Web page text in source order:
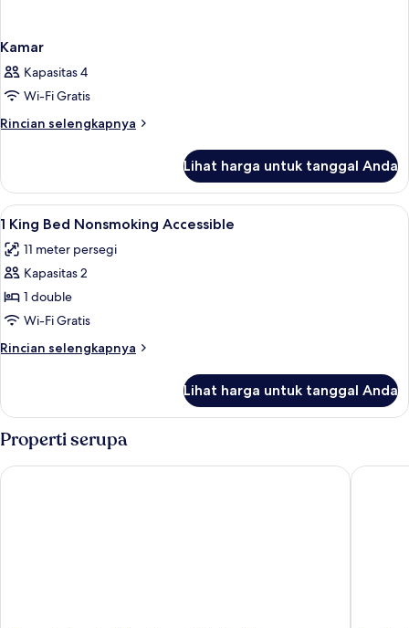
Kamar
Kapasitas 4
Wi-Fi Gratis
Rincian selengkapnya
Rincian
Kamar
Lihat harga untuk tanggal Anda
Lihat
semua
foto
untuk
1
King
Bed
Nonsmoking
Meja kerja, ruang kerja ramah
6
1 King Bed Nonsmoking Accessible
11 meter persegi
Kapasitas 2
1 double
Wi-Fi Gratis
Rincian selengkapnya
Rincian
1
King
Bed
Nonsmoking
Accessible
Lihat harga untuk tanggal Anda
Properti serupa
Travelodge by Wyndham Golden/Denver La